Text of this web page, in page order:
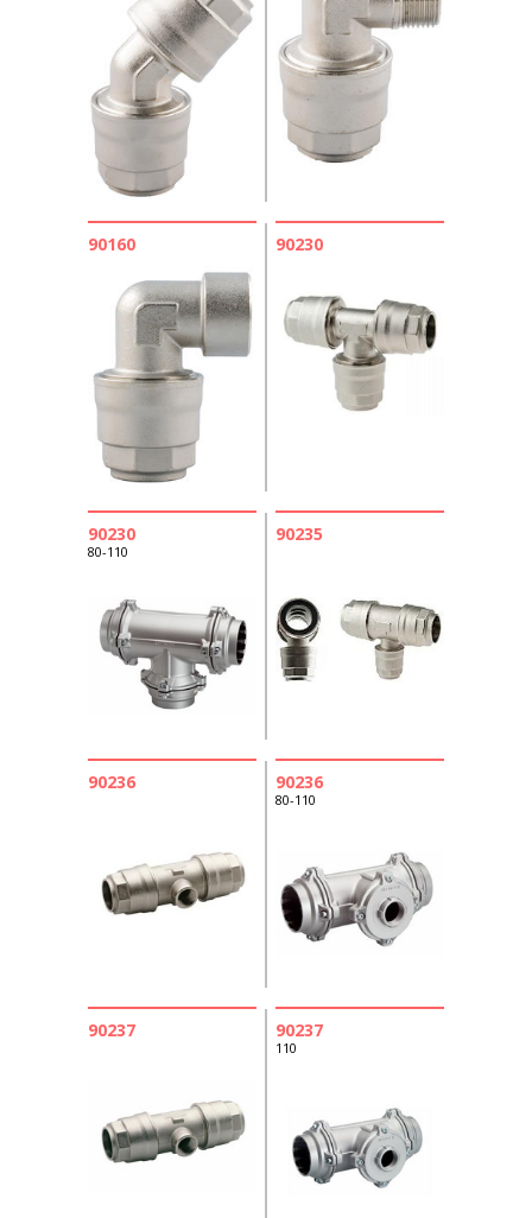
90160 90230
90230
80-110
90235
90236 90236
80-110
90237 90237
110